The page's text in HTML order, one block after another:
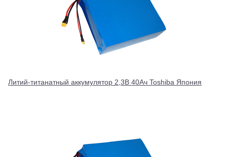
Литий-титанатный аккумулятор 2,3В 40Ач Toshiba Япония